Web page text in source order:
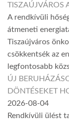
TISZAÚJVÁROS
A rendkívüli
átmeneti
Tiszaújváros
csökkentsék az
legfontosabb
ÚJ
DÖNTÉSEKET
2026-08-04
Rendkívüli ülést